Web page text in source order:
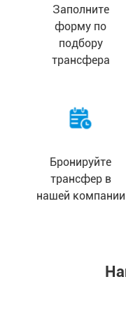
Заполните
форму по
подбору
трансфера
Бронируйте
трансфер в
нашей компании